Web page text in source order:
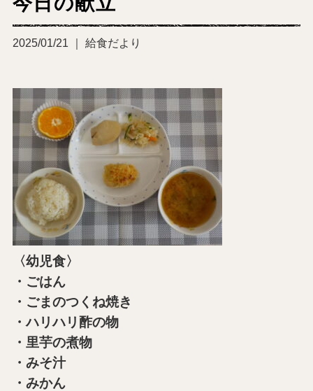
2025/01/21 ｜ 給食だより
〈幼児食〉
・ごはん
・ごまのつくね焼き
・ハリハリ酢の物
・里芋の煮物
・みそ汁
・みかん